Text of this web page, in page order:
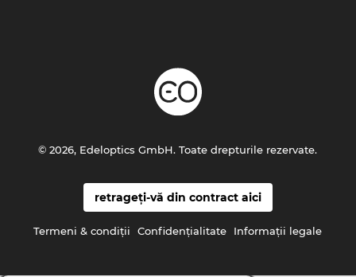
retrageți-vă din contract aici
Termeni & condiţii Confidenţialitate Informaţii legale
© 2026, Edeloptics GmbH. Toate drepturile rezervate.